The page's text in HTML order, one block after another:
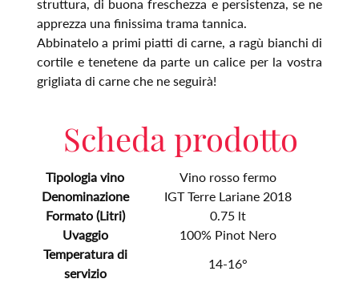
struttura, di buona freschezza e persistenza, se ne
apprezza una finissima trama tannica.
Abbinatelo a primi piatti di carne, a ragù bianchi di
cortile e tenetene da parte un calice per la vostra
grigliata di carne che ne seguirà!
Scheda prodotto
Tipologia vino
Vino rosso fermo
Denominazione
IGT Terre Lariane 2018
Formato (Litri)
0.75 lt
Uvaggio
100% Pinot Nero
Temperatura di
servizio
14-16°